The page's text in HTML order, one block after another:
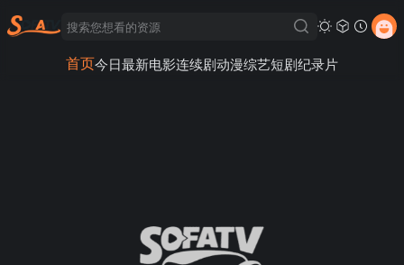
首页今日最新电影连续剧动漫综艺短剧纪录片